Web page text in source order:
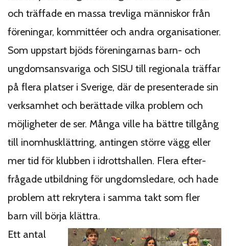
och träffade en massa trevliga människor från
föreningar, kommittéer och andra organisationer.
Som uppstart bjöds föreningarnas barn- och
ungdomsansvariga och SISU till regionala träffar
på flera platser i Sverige, där de presenterade sin
verksamhet och berättade vilka problem och
möjligheter de ser. Många ville ha bättre tillgång
till inom­hus­klättring, antingen större vägg eller
mer tid för klubben i idrottshallen. Flera efter­
frågade utbildning för ungdomsledare, och hade
problem att rekrytera i samma takt som fler
barn vill börja klättra.
Ett antal